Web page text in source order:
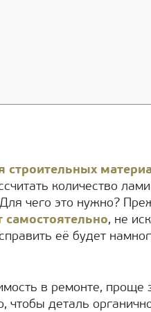
строительных
количество
чего это нужно?
, не
её будет
в ремонте, проще
чтобы деталь